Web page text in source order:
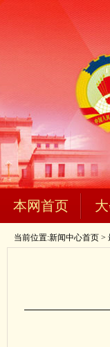
本网首页
当前位置:新闻中心首页 >